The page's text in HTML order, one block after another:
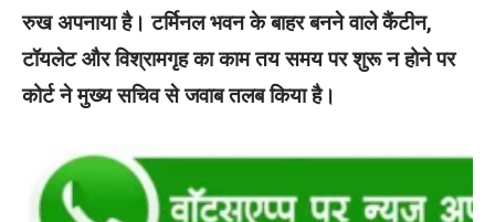
रुख अपनाया है। टर्मिनल भवन के बाहर बनने वाले कैंटीन,
टॉयलेट और विश्रामगृह का काम तय समय पर शुरू न होने पर
कोर्ट ने मुख्य सचिव से जवाब तलब किया है।